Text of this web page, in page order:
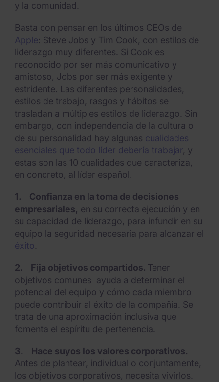
y la comunidad.
Basta con pensar en los últimos CEOs de
Apple: Steve Jobs y Tim Cook, con estilos de
liderazgo muy diferentes. Si Cook es
reconocido por ser más comunicativo y
amistoso, Jobs por ser más exigente y
estridente. Las diferentes personalidades,
estilos de trabajo, rasgos y hábitos se
trasladan a múltiples estilos de liderazgo. Sin
embargo, con independencia de la cultura o
de su personalidad hay algunas cualidades
esenciales que todo líder debería trabajar, y
estas son las 10 cualidades que caracteriza,
en concreto, al líder español.
1. Confianza en la toma de decisiones
empresariales, en su correcta ejecución y en
su capacidad de liderazgo, para infundir en su
equipo la seguridad necesaria para alcanzar el
éxito.
2. Fija objetivos compartidos. Tener
objetivos comunes ayuda a determinar el
potencial del equipo y cómo cada miembro
puede contribuir al éxito de la compañía. Se
trata de una aproximación inclusiva que
fomenta el espíritu de pertenencia.
3. Hace suyos los valores corporativos.
Antes de plantear, individual o conjuntamente,
los objetivos corporativos, necesita vivirlos.